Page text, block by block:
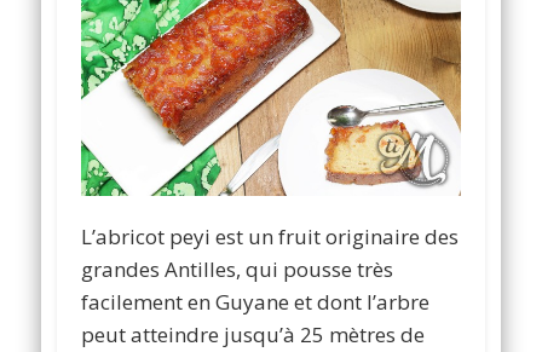
L’abricot peyi est un fruit originaire des
grandes Antilles, qui pousse très
facilement en Guyane et dont l’arbre
peut atteindre jusqu’à 25 mètres de